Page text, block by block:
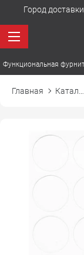
Город
Функциональная
Главная